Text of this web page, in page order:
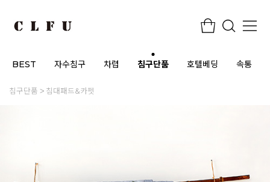
BEST 자수침구 차렵 침구단품 호텔베딩 속통
침구단품 침대패드&카펫